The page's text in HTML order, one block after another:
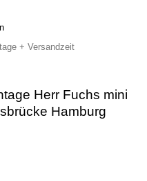
Turnbeutel
Herr Fuchs mini
Hamburg
+ Versandzeit